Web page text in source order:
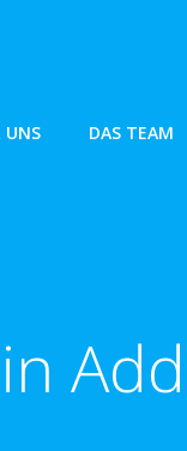
UNS DAS TEAM